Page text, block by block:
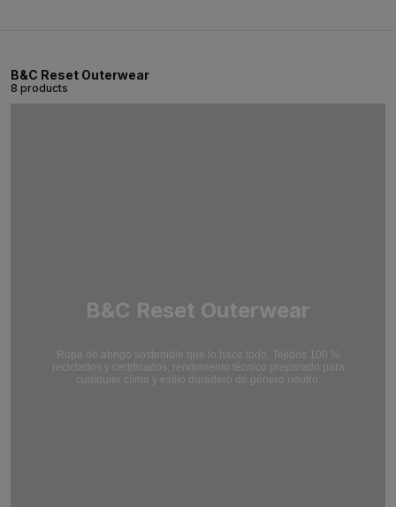
B&C Reset Outerwear
8 products
B&C Reset Outerwear
Ropa de abrigo sostenible que lo hace todo. Tejidos 100 %
reciclados y certificados, rendimiento técnico preparado para
cualquier clima y estilo duradero de género neutro.